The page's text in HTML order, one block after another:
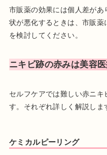
市販薬の効果には個人差が
状が悪化するときは、市販
を検討してください。
ニキビ跡の赤みは美容
セルフケアでは難しい赤ニ
す。それぞれ詳しく解説しま
ケミカルピーリング